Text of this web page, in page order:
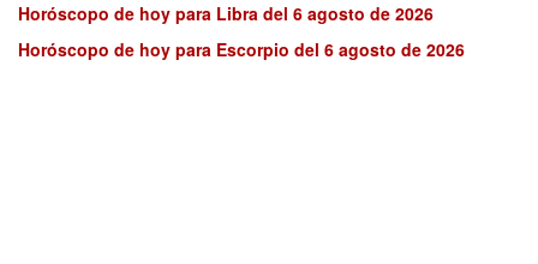
Horóscopo de hoy para Libra del 6 agosto de 2026
Horóscopo de hoy para Escorpio del 6 agosto de 2026